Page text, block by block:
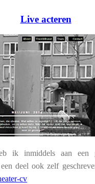
Live acteren
ik inmiddels aan een
deel ook zelf
cv